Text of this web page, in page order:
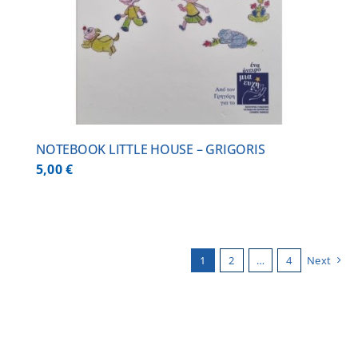
NOTEBOOK LITTLE HOUSE – GRIGORIS
5,00€
1 2 … 4 Next